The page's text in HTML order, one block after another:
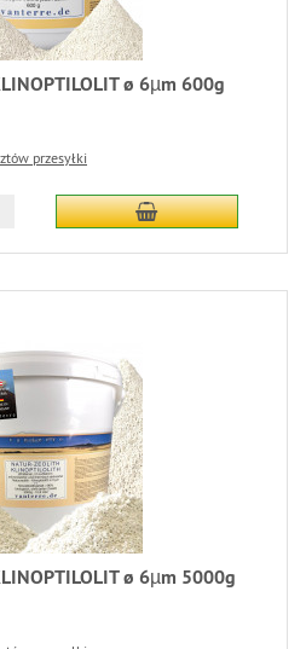
ø 6µm 600g
przesyłki
ø 6µm 5000g